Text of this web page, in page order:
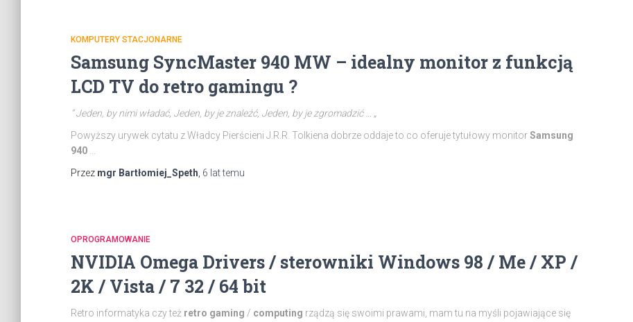
KOMPUTERY STACJONARNE
Samsung SyncMaster 940 MW – idealny monitor z funkcją
LCD TV do retro gamingu ?
” Jeden, by nimi władać, Jeden, by je znaleźć, Jeden, by je zgromadzić … „
Powyższy urywek cytatu z Władcy Pierścieni J.R.R. Tolkiena dobrze oddaje to co oferuje tytułowy monitorSamsung
940
Przez mgr Bartłomiej_Speth 6 lattemu
OPROGRAMOWANIE
NVIDIA Omega Drivers / sterowniki Windows 98 / Me / XP /
2K / Vista / 7 32 / 64 bit
Retro informatyka czy też retro gaming / computing rządzą się swoimi prawami, mam tu na myśli pojawiające się